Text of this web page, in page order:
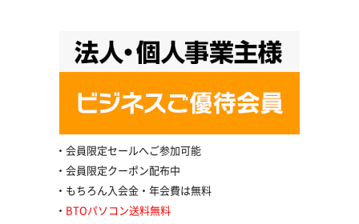
会員限定セールへご参加可能
会員限定クーポン配布中
もちろん入会金・年会費は無料
BTOパソコン送料無料